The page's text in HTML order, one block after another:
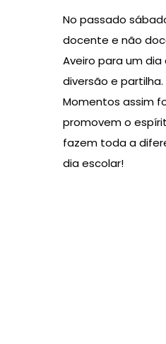
No passado
docente e não
Aveiro para um dia
diversão e partilha.
Momentos assim
promovem o
fazem toda a
dia escolar!